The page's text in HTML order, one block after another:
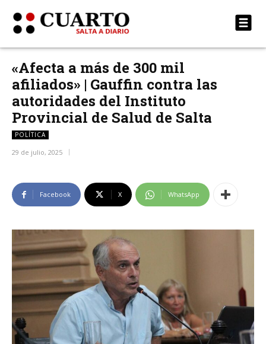
«Afecta a más de 300 mil
afiliados» | Gauffin contra las
autoridades del Instituto
Provincial de Salud de Salta
POLÍTICA
29 de julio, 2025
Facebook X WhatsApp